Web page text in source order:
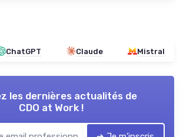
ChatGPT Claude Mistral
les dernières actualités de
CDO at Work !